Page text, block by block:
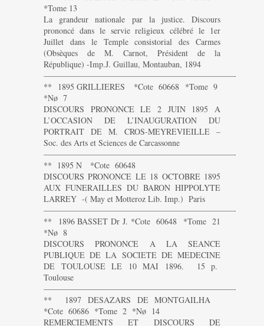
*Tome 13
La grandeur nationale par la justice. Discours
prononcé dans le servie religieux célébré le 1er
Juillet dans le Temple consistorial des Carmes
(Obsèques de M. Carnot, Président de la
République) -Imp.J. Guillau, Montauban, 1894
———————————————————————-
** 1895 GRILLIERES *Cote 60668 *Tome 9
*Nø 7
DISCOURS PRONONCE LE 2 JUIN 1895 A
L’OCCASION DE L’INAUGURATION DU
PORTRAIT DE M. CROS-MEYREVIEILLE –
Soc. des Arts et Sciences de Carcassonne
———————————————————————-
** 1895 N *Cote 60648
DISCOURS PRONONCE LE 18 OCTOBRE 1895
AUX FUNERAILLES DU BARON HIPPOLYTE
LARREY -( May et Motteroz Lib. Imp.) Paris
———————————————————————-
** 1896 BASSET Dr J. *Cote 60648 *Tome 21
*Nø 8
DISCOURS PRONONCE A LA SEANCE
PUBLIQUE DE LA SOCIETE DE MEDECINE
DE TOULOUSE LE 10 MAI 1896. 15 p.
Toulouse
———————————————————————-
** 1897 DESAZARS DE MONTGAILHA
*Cote 60686 *Tome 2 *Nø 14
REMERCIEMENTS ET DISCOURS DE